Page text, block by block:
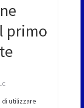
primo
di utilizzare